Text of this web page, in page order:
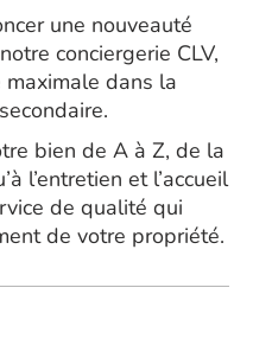
une nouveauté
conciergerie CLV,
dans la
bien de A à Z, de la
l’entretien et l’accueil
de qualité qui
de votre propriété.